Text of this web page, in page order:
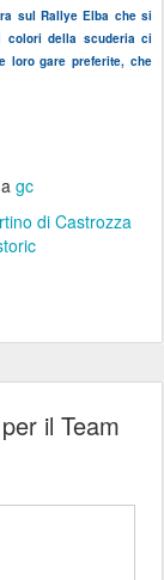
sul Rallye Elba che si
colori della scuderia ci
loro gare preferite, che
gc
di Castrozza
il Team